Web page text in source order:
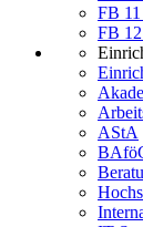
FB
FB
AStA